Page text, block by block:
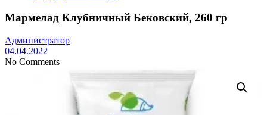
Мармелад Клубничный Бековский, 260 гр
Администратор
04.04.2022
No Comments